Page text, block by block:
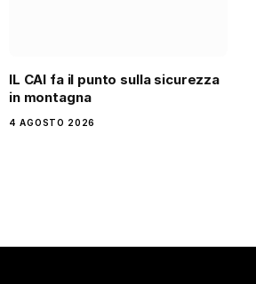
IL CAI fa il punto sulla sicurezza
in montagna
4 AGOSTO 2026